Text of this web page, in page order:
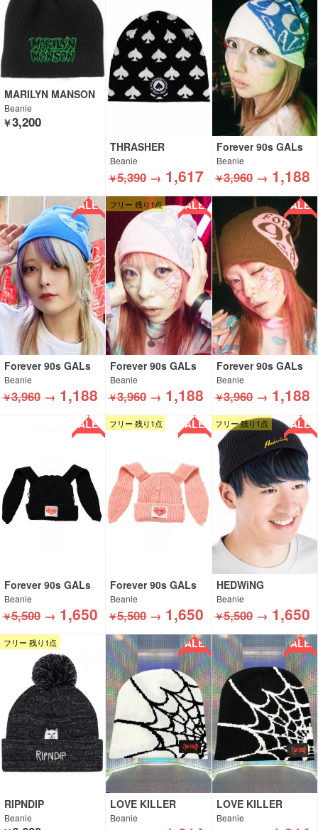
MARILYN MANSON
Beanie
￥3,200
THRASHER
Beanie
￥5,390→ 1,617
Forever 90s GALs
Beanie
￥3,960→ 1,188
SALE!!
Forever 90s GALs
Beanie
￥3,960 → 1,188
フリー 残り1点 SALE!!
Forever 90s GALs
Beanie
￥3,960→ 1,188
SALE!!
Forever 90s GALs
Beanie
￥3,960→ 1,188
SALE!!
Forever 90s GALs
Beanie
￥5,500 → 1,650
フリー 残り1点 SALE!!
Forever 90s GALs
Beanie
￥5,500→ 1,650
フリー 残り1点 SALE!!
HEDWiNG
Beanie
￥5,500→ 1,650
フリー 残り1点
RIPNDIP
Beanie
SALE!!
LOVE KILLER
Beanie
SALE!!
LOVE KILLER
Beanie